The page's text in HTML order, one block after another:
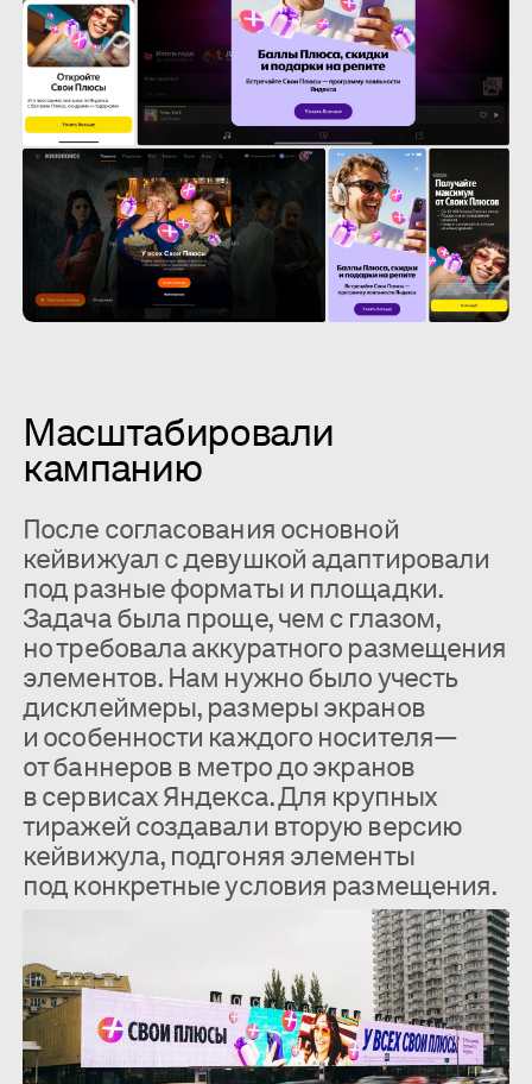
Масштабировали
кампанию
После согласования основной
кейвижуал с девушкой адаптировали
под разные форматы и площадки.
Задача была проще, чем с глазом,
но требовала аккуратного размещения
элементов. Нам нужно было учесть
дисклеймеры, размеры экранов
и особенности каждого носителя—
от баннеров в метро до экранов
в сервисах Яндекса. Для крупных
тиражей создавали вторую версию
кейвижула, подгоняя элементы
под конкретные условия размещения.